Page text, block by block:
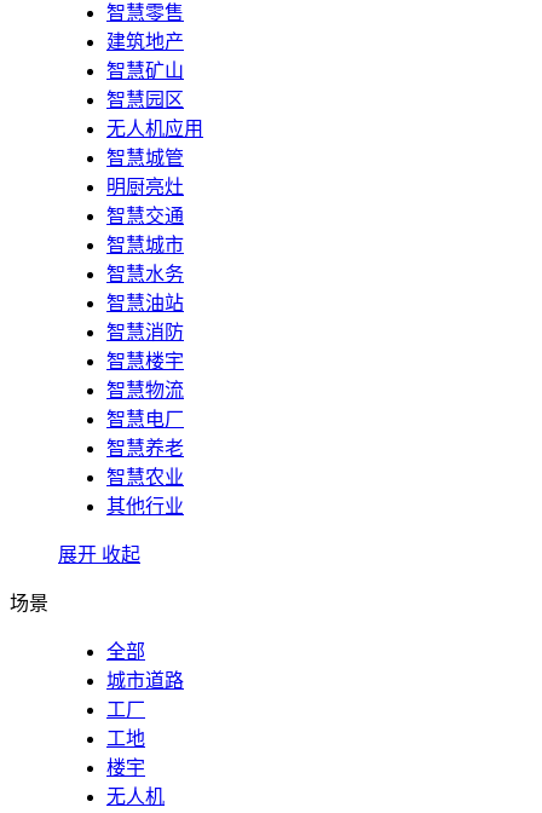
智慧零售
建筑地产
智慧矿山
智慧园区
无人机应用
智慧城管
明厨亮灶
智慧交通
智慧城市
智慧水务
智慧油站
智慧消防
智慧楼宇
智慧物流
智慧电厂
智慧养老
智慧农业
其他行业
展开 收起
场景
全部
城市道路
工厂
工地
楼宇
无人机